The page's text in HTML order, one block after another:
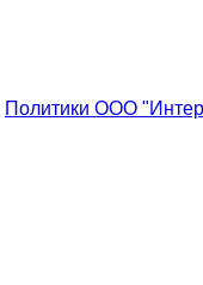
Политики ООО